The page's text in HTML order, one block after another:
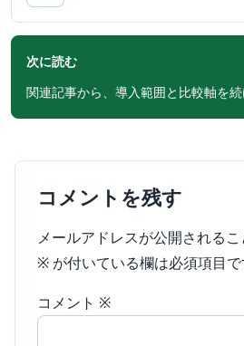
次に読む
関連記事から、導入範囲と比較軸を続
コメントを残す
メールアドレスが公開されるこ
※ が付いている欄は必須項目で
コメント ※